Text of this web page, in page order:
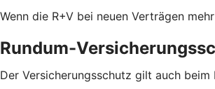
Wenn die R+V bei neuen Verträgen
Rundum-
Der Versicherungsschutz gilt auch